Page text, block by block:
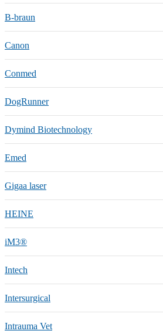
B-braun
Canon
Conmed
DogRunner
Dymind Biotechnology
Emed
Gigaa laser
HEINE
iM3®️
Intech
Intersurgical
Intrauma Vet